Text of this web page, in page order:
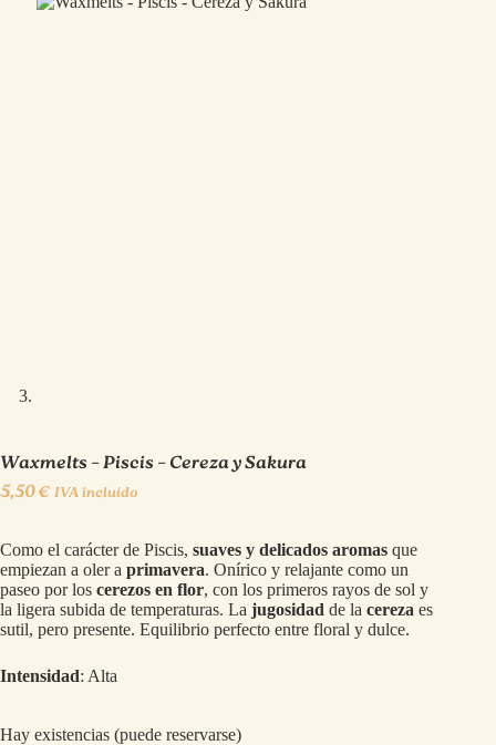
Waxmelts – Piscis – Cereza y Sakura
5,50€ IVA incluído
Como el carácter de Piscis, suaves y delicados aromas que
empiezan a oler a primavera. Onírico y relajante como un
paseo por los cerezos en flor, con los primeros rayos de sol y
la ligera subida de temperaturas. La jugosidad de la cereza es
sutil, pero presente. Equilibrio perfecto entre floral y dulce.
Intensidad: Alta
Hay existencias (puede reservarse)